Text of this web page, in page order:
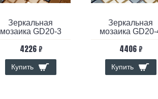
Зеркальная
мозаика GD20-3
4226 ₽
Купить
Зеркальная
мозаика GD20-
4406 ₽
Купить